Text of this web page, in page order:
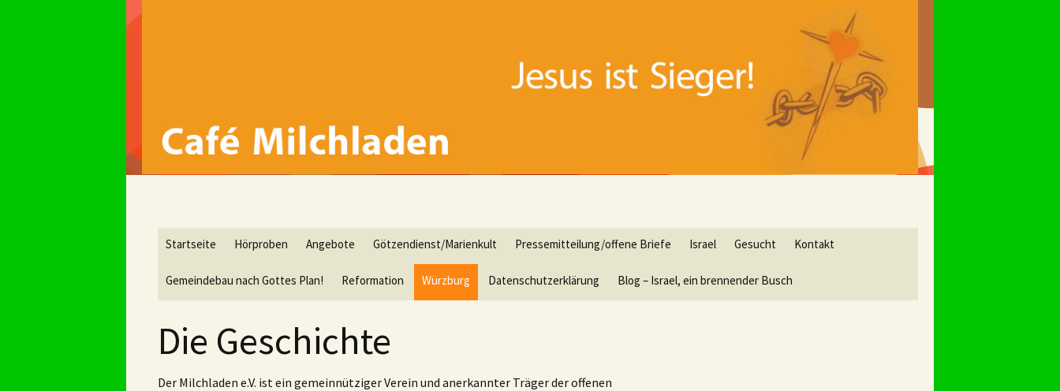
Springe
Inhalt
Startseite Hörproben Angebote Götzendienst/Marienkult Pressemitteilung/offene Briefe Israel Gesucht Kontakt
Gemeindebau nach Gottes Plan! Reformation Würzburg Datenschutzerklärung Blog – Israel, ein brennender Busch
Die Geschichte
Der Milchladen e.V. ist ein gemeinnütziger Verein und anerkannter Träger der offenen